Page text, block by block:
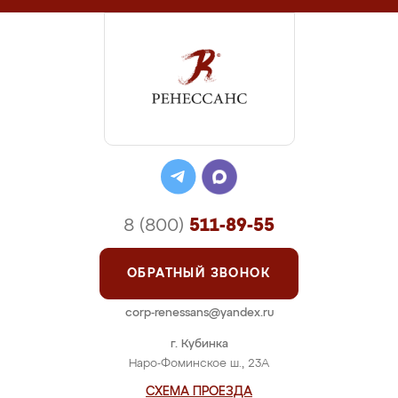
г. Кубинка
Наро-Фоминское ш., 23А
СХЕМА ПРОЕЗДА
8 (800) 511-89-55
ОБРАТНЫЙ ЗВОНОК
corp-renessans@yandex.ru